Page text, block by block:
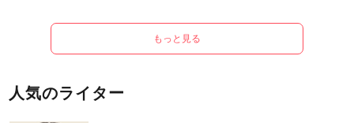
もっと見る
人気のライター